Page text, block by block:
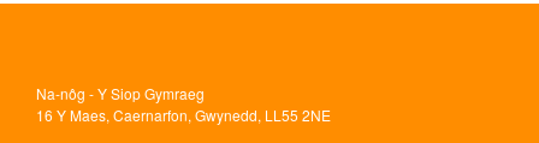
Na-nôg - Y Siop Gymraeg
16 Y Maes, Caernarfon, Gwynedd, LL55 2NE